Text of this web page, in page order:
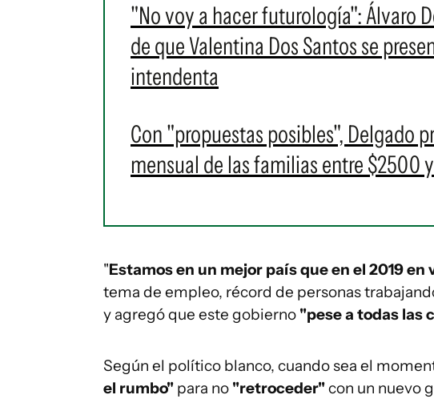
"No voy a hacer futurología": Álvaro
de que Valentina Dos Santos se
intendenta
Con "propuestas posibles", Delgado
mensual de las familias entre $2500
"Estamos en un mejor país que en el 2019 en
tema de empleo, récord de personas
y agregó que este gobierno "pese a todas las
Según el político blanco, cuando sea el
el rumbo" para no "retroceder"con un nuevo